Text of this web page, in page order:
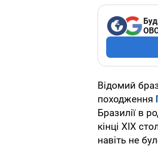
Відомий
походження
Бразилії в
кінці ХIX
навіть не